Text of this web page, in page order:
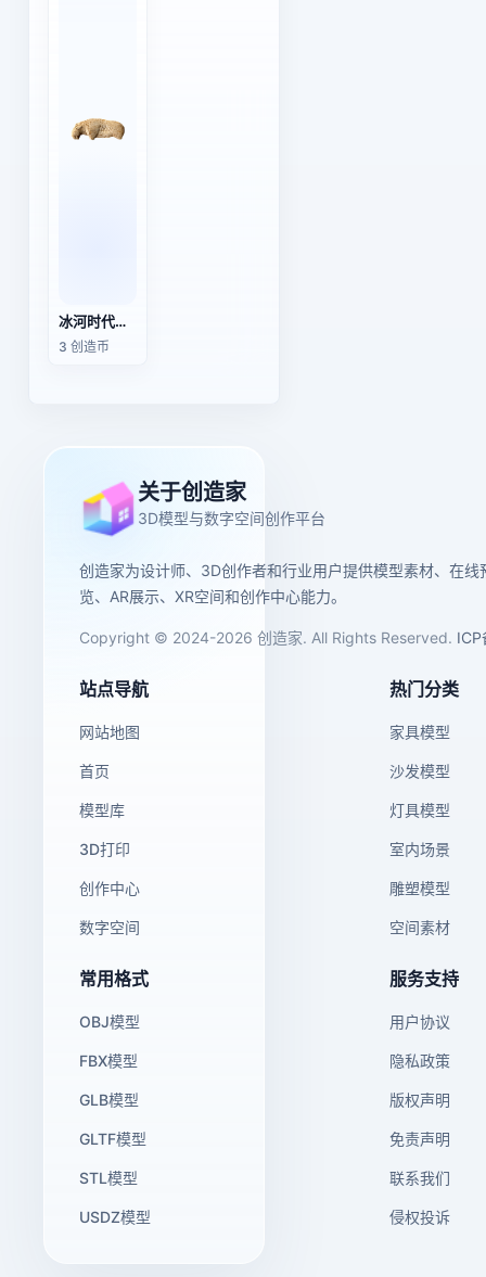
冰河时代的猛犸象牙狮子雕像
3 创造币
关于创造家
3D模型与数字空间创作平台
创造家为设计师、3D创作者和行业用户提供模型素材、在线
览、AR展示、XR空间和创作中心能力。
Copyright © 2024-2026 创造家. All Rights Reserved. ICP
站点导航
网站地图
首页
模型库
3D打印
创作中心
数字空间
热门分类
家具模型
沙发模型
灯具模型
室内场景
雕塑模型
空间素材
常用格式
OBJ模型
FBX模型
GLB模型
GLTF模型
STL模型
USDZ模型
服务支持
用户协议
隐私政策
版权声明
免责声明
联系我们
侵权投诉